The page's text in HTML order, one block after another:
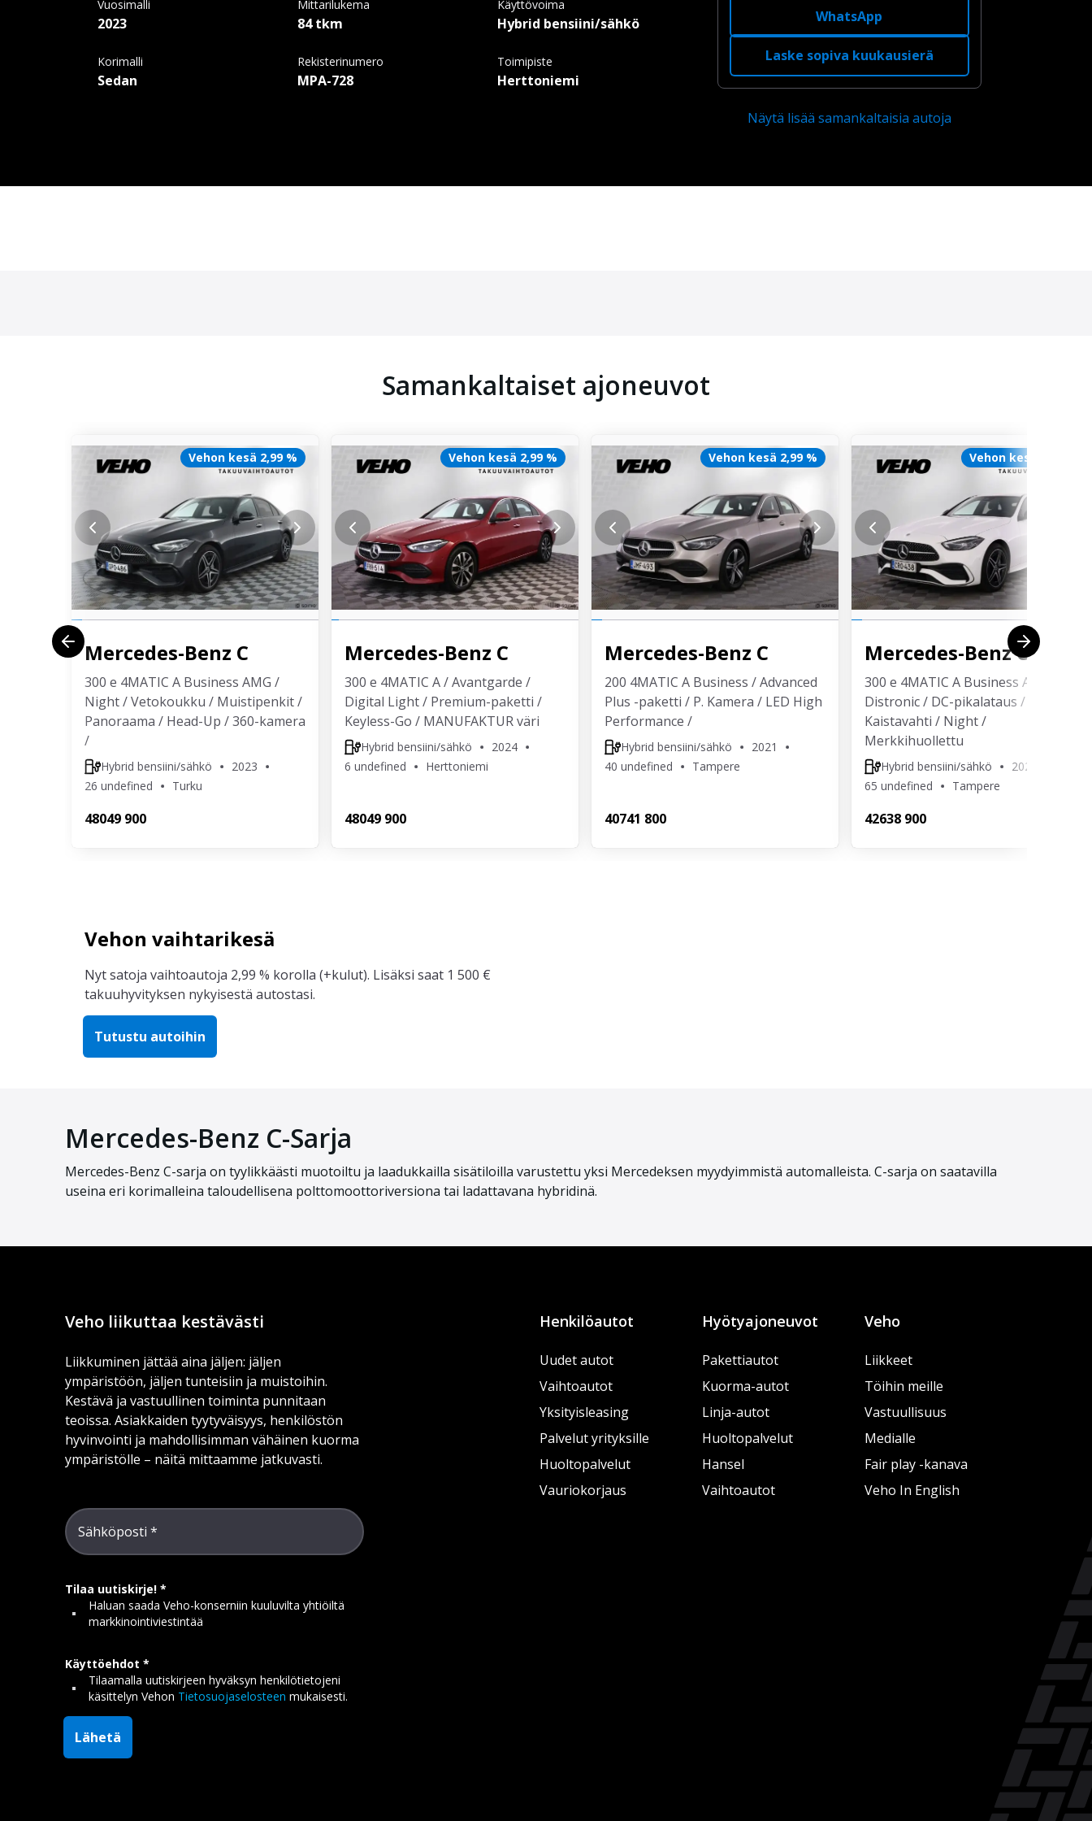
Vuosimalli
2023
Mittarilukema
84 tkm
Käyttövoima
Hybrid bensiini/sähkö
Korimalli
Sedan
Rekisterinumero
MPA-728
Toimipiste
Herttoniemi
WhatsApp
Laske sopiva kuukausierä
Näytä lisää samankaltaisia autoja
Samankaltaiset ajoneuvot
Vehon kesä 2,99 %
Mercedes-Benz C
300 e 4MATIC A Business AMG /
Night / Vetokoukku / Muistipenkit /
Panoraama / Head-Up / 360-kamera
/
Hybrid bensiini/sähkö
2023
26 undefined
Turku
48049 900
Vehon kesä 2,99 %
Mercedes-Benz C
300 e 4MATIC A / Avantgarde /
Digital Light / Premium-paketti /
Keyless-Go / MANUFAKTUR väri
Hybrid bensiini/sähkö
2024
6 undefined
Herttoniemi
48049 900
Vehon kesä 2,99 %
Mercedes-Benz C
200 4MATIC A Business / Advanced
Plus -paketti / P. Kamera / LED High
Performance /
Hybrid bensiini/sähkö
2021
40 undefined
Tampere
40741 800
Vehon kesä 1500 €
Mercedes-BenzC
300 e 4MATIC A Business AMG /
Distronic / DC-pikalataus /
Kaistavahti / Night /
Merkkihuollettu
Hybrid bensiini/sähkö
2023
65 undefined
Tampere
42638 900
Vehon vaihtarikesä
Nyt satoja vaihtoautoja 2,99 % korolla (+kulut). Lisäksi saat 1 500 €
takuuhyvityksen nykyisestä autostasi.
Tutustu autoihin
Mercedes-Benz C-Sarja
Mercedes-Benz C-sarja on tyylikkäästi muotoiltu ja laadukkailla sisätiloilla varustettu yksi Mercedeksen myydyimmistä automalleista. C-sarja on saatavilla
useina eri korimalleina taloudellisena polttomoottoriversiona tai ladattavana hybridinä.
Veho liikuttaa kestävästi
Liikkuminen jättää aina jäljen: jäljen
ympäristöön, jäljen tunteisiin ja muistoihin.
Kestävä ja vastuullinen toiminta punnitaan
teoissa. Asiakkaiden tyytyväisyys, henkilöstön
hyvinvointi ja mahdollisimman vähäinen kuorma
ympäristölle – näitä mittaamme jatkuvasti.
Sähköposti
Tilaa uutiskirje!
Haluan saada Veho-konserniin kuuluvilta yhtiöiltä
markkinointiviestintää
Käyttöehdot
Tilaamalla uutiskirjeen hyväksyn henkilötietojeni
käsittelyn Vehon Tietosuojaselosteen mukaisesti.
Lähetä
Henkilöautot
Uudet autot
Vaihtoautot
Yksityisleasing
Palvelut yrityksille
Huoltopalvelut
Vauriokorjaus
Hyötyajoneuvot
Pakettiautot
Kuorma-autot
Linja-autot
Huoltopalvelut
Hansel
Vaihtoautot
Veho
Liikkeet
Töihin meille
Vastuullisuus
Medialle
Fair play -kanava
Veho In English